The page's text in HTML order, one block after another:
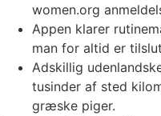
women.org
Appen klarer
man for altid er
Adskillig
tusinder af sted
græske piger.